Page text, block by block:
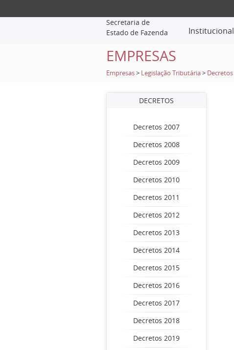
Secretaria de
Estado de Fazenda
Institucional
EMPRESAS
Empresas > Legislação Tributária > Decretos
DECRETOS
Decretos 2007
Decretos 2008
Decretos 2009
Decretos 2010
Decretos 2011
Decretos 2012
Decretos 2013
Decretos 2014
Decretos 2015
Decretos 2016
Decretos 2017
Decretos 2018
Decretos 2019